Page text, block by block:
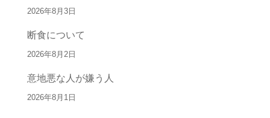
2026年8月3日
断食について
2026年8月2日
意地悪な人が嫌う人
2026年8月1日